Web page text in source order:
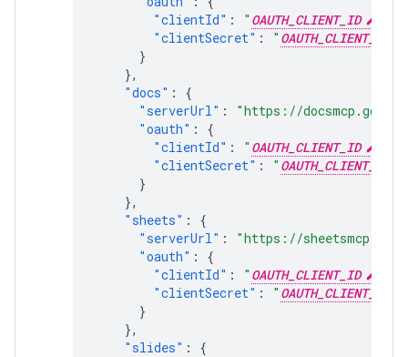
"clientId" : " OAUTH_CLIENT_ID
"clientSecret" : "
}
},
"docs" :
{
"serverUrl" :
"https://
"oauth" :
{
"clientId" : " OAUTH_CLIENT_ID
"clientSecret" : "
}
},
"sheets" :
{
"serverUrl" :
"https://
"oauth" :
{
"clientId" : " OAUTH_CLIENT_ID
"clientSecret" : "
}
},
"slides" :
{